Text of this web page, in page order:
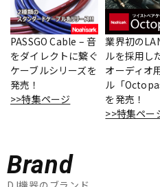
ベース
ドラム
管楽器
PASSGO Cable – 音
をダイレクトに繋ぐ
ケーブルシリーズを
発売！
>>特集ページ
業界初の
ルを採用し
オーディオ
ル「
を発売！
>>特集ペー
Brand